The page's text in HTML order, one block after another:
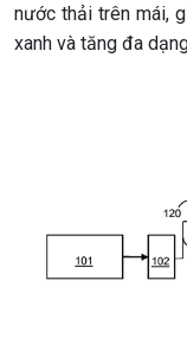
nước thải trên mái,
xanh và tăng đa